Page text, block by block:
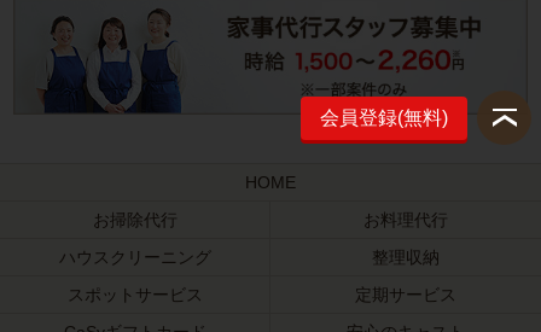
会員登録(無料)
HOME
お掃除代行
お料理代行
ハウスクリーニング
整理収納
スポットサービス
定期サービス